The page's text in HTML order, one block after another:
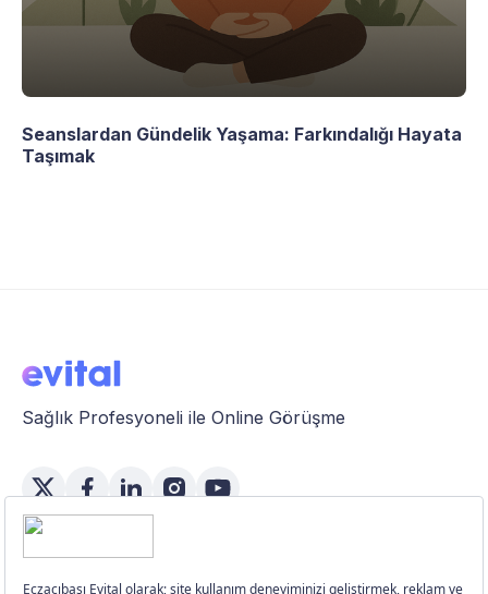
Seanslardan Gündelik Yaşama: Farkındalığı Hayata
Taşımak
Sağlık Profesyoneli ile Online Görüşme